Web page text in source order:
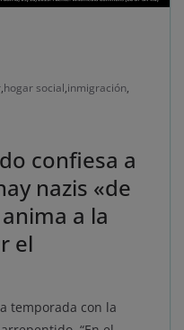
,hogar social,inmigración,
confiesa a
nazis «de
a la
el
temporada con la